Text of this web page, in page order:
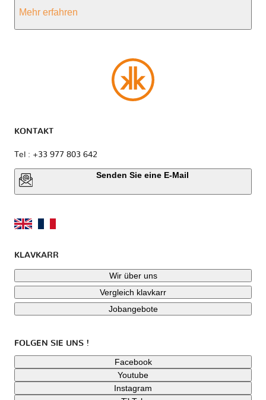
Mehr erfahren
KONTAKT
Tel : +33 977 803 642
Senden Sie eine E-Mail
KLAVKARR
Wir über uns
Vergleich klavkarr
Jobangebote
FOLGEN SIE UNS !
Facebook
Youtube
Instagram